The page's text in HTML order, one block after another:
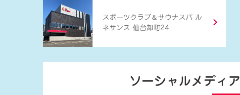
スポーツクラブ ＆ サウナスパ ル
ネサンス 仙台卸町24
ソーシャルメディア